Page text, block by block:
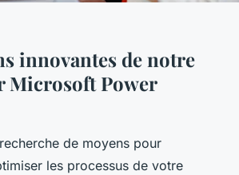
innovantes de notre
Microsoft Power
de moyens pour
les processus de votre